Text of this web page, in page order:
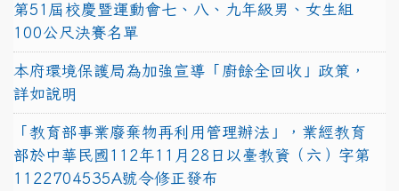
第51屆校慶暨運動會七、八、九年級男、女生組
100公尺決賽名單
本府環境保護局為加強宣導「廚餘全回收」政策，
詳如說明
「教育部事業廢棄物再利用管理辦法」，業經教育
部於中華民國112年11月28日以臺教資（六）字第
1122704535A號令修正發布